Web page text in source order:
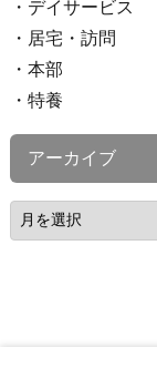
デイサービス
居宅・訪問
本部
特養
アーカイブ